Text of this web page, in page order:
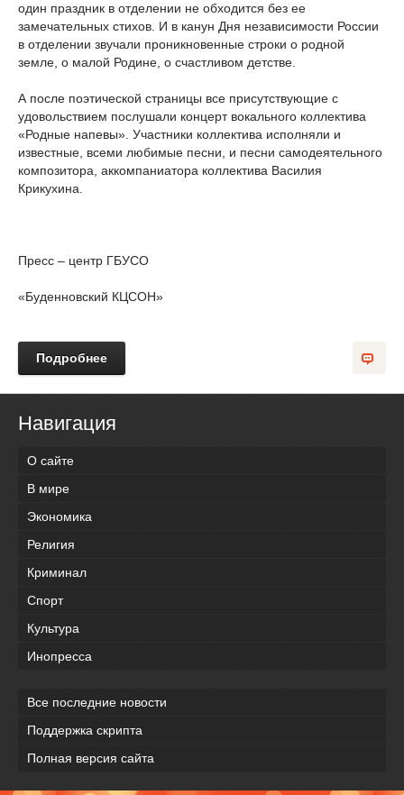
один праздник в отделении не обходится без ее
замечательных стихов. И в канун Дня независимости России
в отделении звучали проникновенные строки о родной
земле, о малой Родине, о счастливом детстве.
А после поэтической страницы все присутствующие с
удовольствием послушали концерт вокального коллектива
«Родные напевы». Участники коллектива исполняли и
известные, всеми любимые песни, и песни самодеятельного
композитора, аккомпаниатора коллектива Василия
Крикухина.
Пресс – центр ГБУСО
«Буденновский КЦСОН»
Подробнее
Навигация
О сайте
В мире
Экономика
Религия
Криминал
Спорт
Культура
Инопресса
Все последние новости
Поддержка скрипта
Полная версия сайта